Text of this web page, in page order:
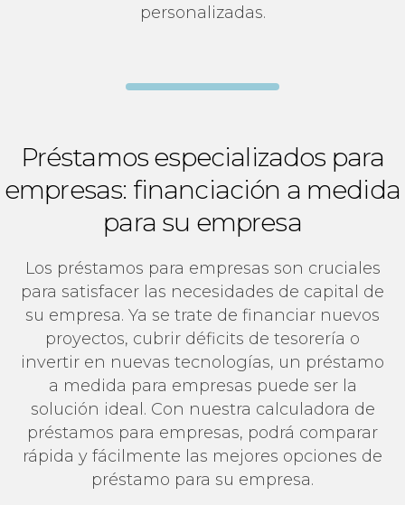
personalizadas.
Préstamos especializados para
empresas: financiación a medida
para su empresa
Los préstamos para empresas son cruciales
para satisfacer las necesidades de capital de
su empresa. Ya se trate de financiar nuevos
proyectos, cubrir déficits de tesorería o
invertir en nuevas tecnologías, un préstamo
a medida para empresas puede ser la
solución ideal. Con nuestra calculadora de
préstamos para empresas, podrá comparar
rápida y fácilmente las mejores opciones de
préstamo para su empresa.